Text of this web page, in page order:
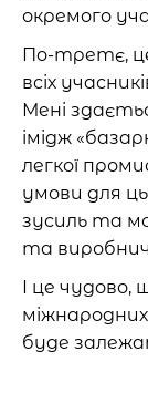
окремого
По-третє,
всіх
Мені
імідж
легкої
умови для
зусиль та
та
І це
буде